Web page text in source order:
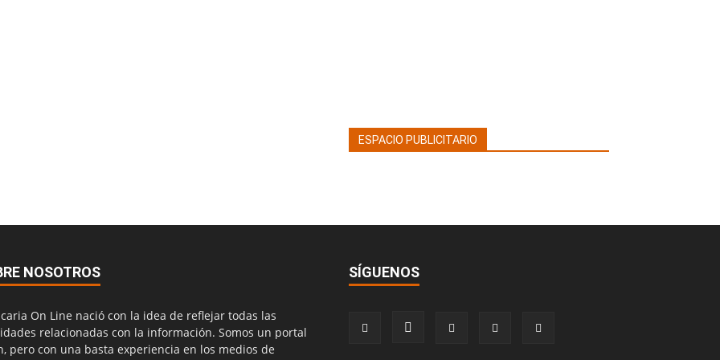
ESPACIO PUBLICITARIO
NOSOTROS
On Line nació con la idea de reflejar todas las
relacionadas con la información. Somos un portal
pero con una basta experiencia en los medios de
SÍGUENOS